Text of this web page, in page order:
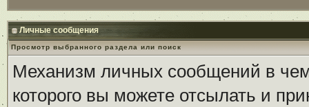
Личные сообщения
Просмотр выбранного раздела или поиск
Механизм личных сообщений в
которого вы можете отсылать и